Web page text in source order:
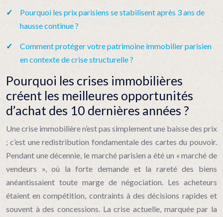
Pourquoi les prix parisiens se stabilisent après 3 ans de
hausse continue ?
Comment protéger votre patrimoine immobilier parisien
en contexte de crise structurelle ?
Pourquoi les crises immobilières
créent les meilleures opportunités
d’achat des 10 dernières années ?
Une crise immobilière n’est pas simplement une baisse des prix
; c’est une redistribution fondamentale des cartes du pouvoir.
Pendant une décennie, le marché parisien a été un « marché de
vendeurs », où la forte demande et la rareté des biens
anéantissaient toute marge de négociation. Les acheteurs
étaient en compétition, contraints à des décisions rapides et
souvent à des concessions. La crise actuelle, marquée par la